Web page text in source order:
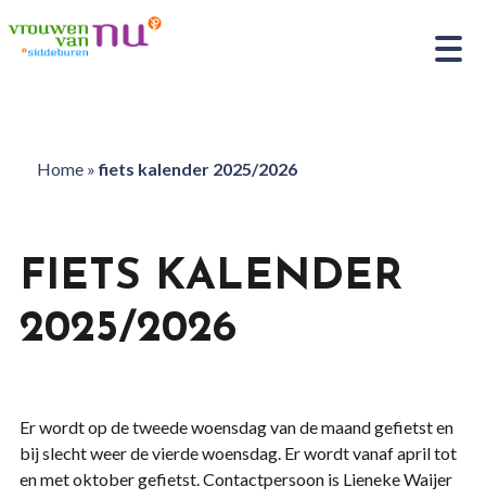
Home»fiets kalender 2025/2026
FIETS KALENDER
2025/2026
Er wordt op de tweede woensdag van de maand gefietst en
bij slecht weer de vierde woensdag. Er wordt vanaf april tot
en met oktober gefietst. Contactpersoon is Lieneke Waijer